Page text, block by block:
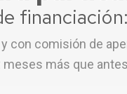
financiación:
con comisión de
más que